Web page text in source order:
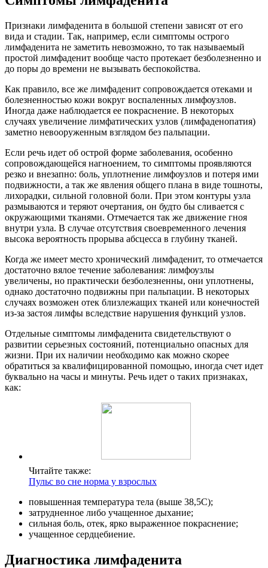
Признаки лимфаденита в большой степени зависят от его
вида и стадии. Так, например, если симптомы острого
лимфаденита не заметить невозможно, то так называемый
простой лимфаденит вообще часто протекает безболезненно и
до поры до времени не вызывать беспокойства.
Как правило, все же лимфаденит сопровождается отеками и
болезненностью кожи вокруг воспаленных лимфоузлов.
Иногда даже наблюдается ее покраснение. В некоторых
случаях увеличение лимфатических узлов (лимфаденопатия)
заметно невооруженным взглядом без пальпации.
Если речь идет об острой форме заболевания, особенно
сопровождающейся нагноением, то симптомы проявляются
резко и внезапно: боль, уплотнение лимфоузлов и потеря ими
подвижности, а так же явления общего плана в виде тошноты,
лихорадки, сильной головной боли. При этом контуры узла
размываются и теряют очертания, он будто бы сливается с
окружающими тканями. Отмечается так же движение гноя
внутри узла. В случае отсутствия своевременного лечения
высока вероятность прорыва абсцесса в глубину тканей.
Когда же имеет место хронический лимфаденит, то отмечается
достаточно вялое течение заболевания: лимфоузлы
увеличены, но практически безболезненны, они уплотнены,
однако достаточно подвижны при пальпации. В некоторых
случаях возможен отек близлежащих тканей или конечностей
из-за застоя лимфы вследствие нарушения функций узлов.
Отдельные симптомы лимфаденита свидетельствуют о
развитии серьезных состояний, потенциально опасных для
жизни. При их наличии необходимо как можно скорее
обратиться за квалифицированной помощью, иногда счет идет
буквально на часы и минуты. Речь идет о таких признаках,
как:
Читайте также:
Пульс во сне норма у взрослых
повышенная температура тела (выше 38,5С);
затрудненное либо учащенное дыхание;
сильная боль, отек, ярко выраженное покраснение;
учащенное сердцебиение.
Диагностика лимфаденита